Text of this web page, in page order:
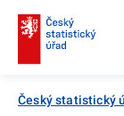
Český statistický